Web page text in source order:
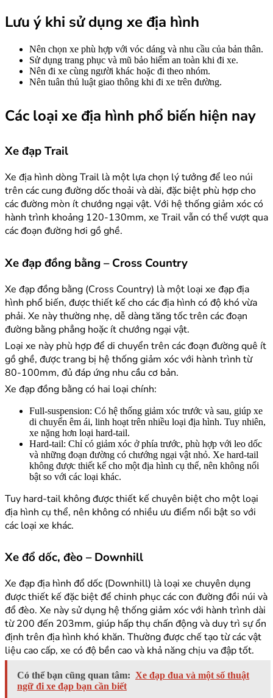
Lưu ý khi sử dụng xe địa hình
Nên chọn xe phù hợp với vóc dáng và nhu cầu của bản thân.
Sử dụng trang phục và mũ bảo hiểm an toàn khi đi xe.
Nên đi xe cùng người khác hoặc đi theo nhóm.
Nên tuân thủ luật giao thông khi đi xe trên đường.
Các loại xe địa hình phổ biến hiện nay
Xe đạp Trail
Xe địa hình dòng Trail là một lựa chọn lý tưởng để leo núi
trên các cung đường dốc thoải và dài, đặc biệt phù hợp cho
các đường mòn ít chướng ngại vật. Với hệ thống giảm xóc có
hành trình khoảng 120-130mm, xe Trail vẫn có thể vượt qua
các đoạn đường hơi gồ ghề.
Xe đạp đồng bằng – Cross Country
Xe đạp đồng bằng (Cross Country) là một loại xe đạp địa
hình phổ biến, được thiết kế cho các địa hình có độ khó vừa
phải. Xe này thường nhẹ, dễ dàng tăng tốc trên các đoạn
đường bằng phẳng hoặc ít chướng ngại vật.
Loại xe này phù hợp để di chuyển trên các đoạn đường quê ít
gồ ghề, được trang bị hệ thống giảm xóc với hành trình từ
80-100mm, đủ đáp ứng nhu cầu cơ bản.
Xe đạp đồng bằng có hai loại chính:
Full-suspension: Có hệ thống giảm xóc trước và sau, giúp xe
di chuyển êm ái, linh hoạt trên nhiều loại địa hình. Tuy nhiên,
xe nặng hơn loại hard-tail.
Hard-tail: Chỉ có giảm xóc ở phía trước, phù hợp với leo dốc
và những đoạn đường có chướng ngại vật nhỏ. Xe hard-tail
không được thiết kế cho một địa hình cụ thể, nên không nổi
bật so với các loại khác.
Tuy hard-tail không được thiết kế chuyên biệt cho một loại
địa hình cụ thể, nên không có nhiều ưu điểm nổi bật so với
các loại xe khác.
Xe đổ dốc, đèo – Downhill
Xe đạp địa hình đổ dốc (Downhill) là loại xe chuyên dụng
được thiết kế đặc biệt để chinh phục các con đường đồi núi và
đổ đèo. Xe này sử dụng hệ thống giảm xóc với hành trình dài
từ 200 đến 203mm, giúp hấp thụ chấn động và duy trì sự ổn
định trên địa hình khó khăn. Thường được chế tạo từ các vật
liệu cao cấp, xe có độ bền cao và khả năng chịu va đập tốt.
Có thể bạn cũng quan tâm: Xe đạp đua và một số thuật
ngữ đi xe đạp bạn cần biết